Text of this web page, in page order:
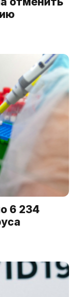
6 234